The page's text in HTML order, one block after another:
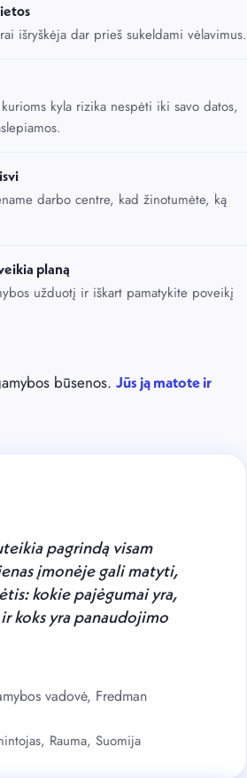
išryškėja dar prieš sukeldami vėlavimus.
kyla rizika nespėti iki savo datos,
darbo centre, kad žinotumėte, ką
planą
užduotį ir iškart pamatykite poveikį
būsenos. Jūs ją matote ir
pagrindą visam
įmonėje gali matyti,
kokie pajėgumai yra,
koks yra panaudojimo
vadovė, Fredman
Rauma, Suomija